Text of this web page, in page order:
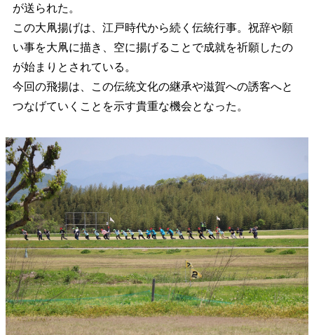
が送られた。
この大凧揚げは、江戸時代から続く伝統行事。祝辞や願
い事を大凧に描き、空に揚げることで成就を祈願したの
が始まりとされている。
今回の飛揚は、この伝統文化の継承や滋賀への誘客へと
つなげていくことを示す貴重な機会となった。